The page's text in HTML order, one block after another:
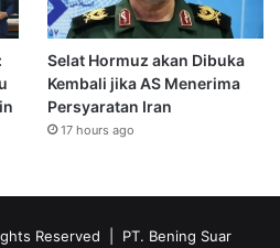
Selat Hormuz akan Dibuka
Kembali jika AS Menerima
Persyaratan Iran
17 hours ago
Reserved | PT. Bening Suar